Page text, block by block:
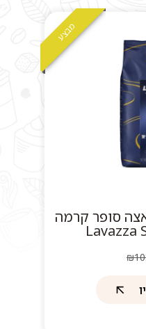
מבצע
סופר קרמה
Lavazza